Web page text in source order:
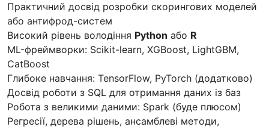
Практичний досвід розробки скорингових моделей
або антифрод-систем
Високий рівень володіння Python або R
ML-фреймворки: Scikit-learn, XGBoost, LightGBM,
CatBoost
Глибоке навчання: TensorFlow, PyTorch (додатково)
Досвід роботи з SQL для отримання даних із баз
Робота з великими даними: Spark (буде плюсом)
Регресії, дерева рішень, ансамблеві методи,